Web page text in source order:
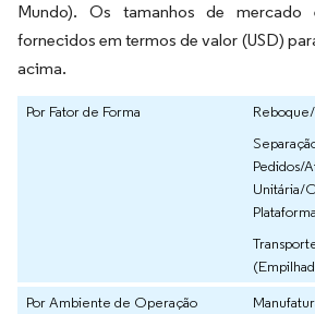
Mundo). Os tamanhos de
fornecidos em termos de valor (USD)
acima.
Por Fator de Forma
Pedidos/
Unitária/
Por Ambiente de Operação